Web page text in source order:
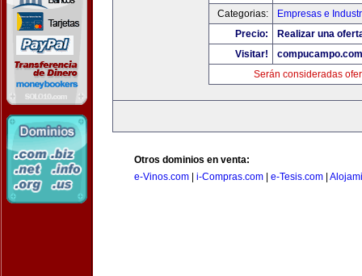
Categorias:
Empresas e
Precio:
Realizar una
Visitar!
compucampo.com
Serán consideradas
Otros dominios en venta:
e-Vinos.com
i-Compras.com e-Tesis.com